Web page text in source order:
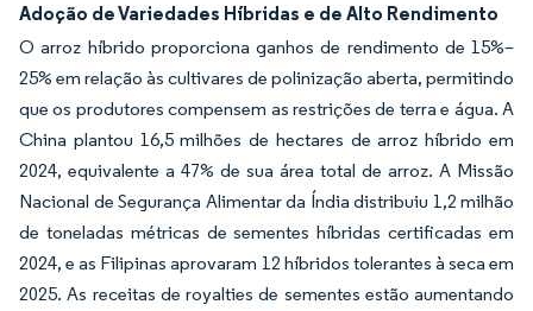
Adoção de Variedades Híbridas e de Alto Rendimento
O arroz híbrido proporciona ganhos de rendimento de 15%–
25% em relação às cultivares de polinização aberta, permitindo
que os produtores compensem as restrições de terra e água. A
China plantou 16,5 milhões de hectares de arroz híbrido em
2024, equivalente a 47% de sua área total de arroz. A Missão
Nacional de Segurança Alimentar da Índia distribuiu 1,2 milhão
de toneladas métricas de sementes híbridas certificadas em
2024, e as Filipinas aprovaram 12 híbridos tolerantes à seca em
2025. As receitas de royalties de sementes estão aumentando